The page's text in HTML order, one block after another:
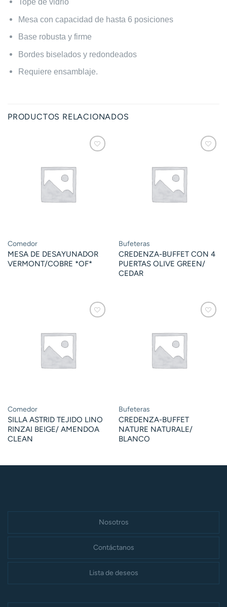
Tope de vidrio
Mesa con capacidad de hasta 6 posiciones
Base robusta y firme
Bordes biselados y redondeados
Requiere ensamblaje.
PRODUCTOS RELACIONADOS
Comedor
MESA DE DESAYUNADOR
VERMONT/COBRE *OF*
Bufeteras
CREDENZA-BUFFET CON 4
PUERTAS OLIVE GREEN/
CEDAR
Comedor
SILLA ASTRID TEJIDO LINO
RINZAI BEIGE/ AMENDOA
CLEAN
Bufeteras
CREDENZA-BUFFET
NATURE NATURALE/
BLANCO
Nosotros
Contáctanos
Lista de deseos